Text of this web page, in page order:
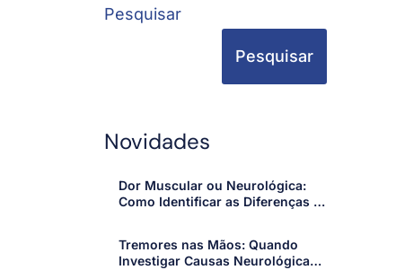
Pesquisar
Pesquisar
Novidades
Dor Muscular ou Neurológica:
Como Identificar as Diferenças e
Tremores nas Mãos: Quando
Investigar Causas Neurológicas